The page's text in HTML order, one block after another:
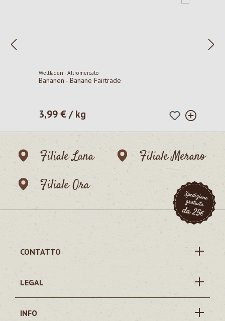
Weltladen - Altromercato
Bananen - Banane Fairtrade
Prezzo normale:
3,99 € / kg
Filiale Lana
Filiale Merano
Filiale Ora
CONTATTO
LEGAL
INFO